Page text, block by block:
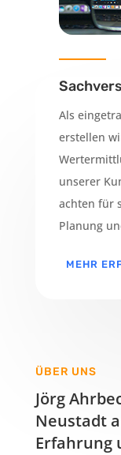
Als
erstellen
unserer
achten für
Planung
MEHR
ÜBER UNS
Jörg
Neustadt
Erfahrung